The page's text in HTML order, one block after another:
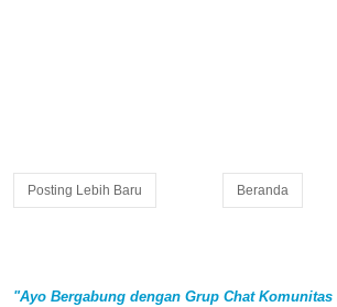
Posting Lebih Baru Beranda
"Ayo Bergabung dengan Grup Chat